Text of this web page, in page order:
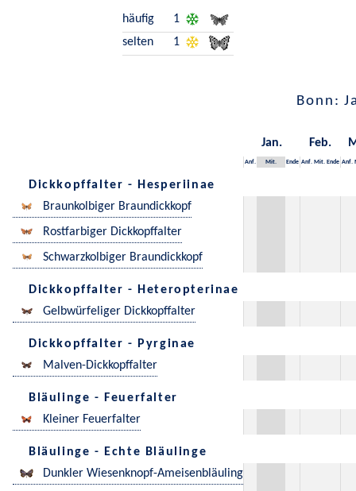
häufig
1
selten
1
Bonn:
Jan. Feb.
Anf. Mit. Ende Anf. Mit. Ende Anf.
Dickkopffalter - Hesperiinae
Braunkolbiger Braundickkopf
Rostfarbiger Dickkopffalter
Schwarzkolbiger Braundickkopf
Dickkopffalter - Heteropterinae
Gelbwürfeliger Dickkopffalter
Dickkopffalter - Pyrginae
Malven-Dickkopffalter
Bläulinge - Feuerfalter
Kleiner Feuerfalter
Bläulinge - Echte Bläulinge
Dunkler Wiesenknopf-Ameisenbläuling